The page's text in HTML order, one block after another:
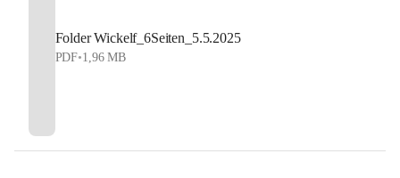
Folder Wickelf_6Seiten_5.5.2025
PDF•1,96 MB